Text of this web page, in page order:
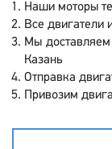
Наши моторы
Все двигатели
Мы доставляем
Казань
Отправка
Привозим